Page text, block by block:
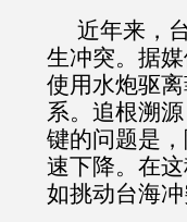
近年来，
生冲突。据
使用水炮驱
系。追根溯
键的问题是
速下降。在
如挑动台海冲